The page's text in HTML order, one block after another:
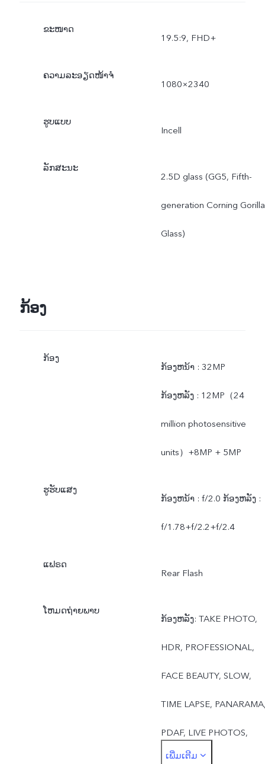
ຂະໜາດ
19.5:9, FHD+
ຄວາມລະອຽດໜ້າຈໍ
1080×2340
ຮູບແບບ
Incell
ລັກສະນະ
2.5D glass (GG5, Fifth-
generation Corning Gorilla
Glass)
ກ້ອງ
ກ້ອງ
ກ້ອງຫນ້າ : 32MP
ກ້ອງຫລັງ : 12MP（24
million photosensitive
units）+8MP + 5MP
ຮູຮັບແສງ
ກ້ອງຫນ້າ : f/2.0 ກ້ອງຫລັງ :
f/1.78+f/2.2+f/2.4
ແຟຣດ
Rear Flash
ໂຫມດຖ່າຍພາບ
ກ້ອງຫລັງ: TAKE PHOTO,
HDR, PROFESSIONAL,
FACE BEAUTY, SLOW,
TIME LAPSE,
PDAF, LIVE PHOTOS,
FILTERS, PALM
ເພີ່ມເຕີມ